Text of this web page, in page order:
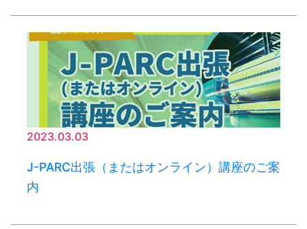
2023.03.03
J-PARC出張（またはオンライン）講座のご案
内